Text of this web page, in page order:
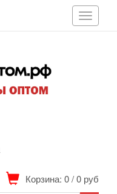
Toggle
Корзина: 0/0 руб